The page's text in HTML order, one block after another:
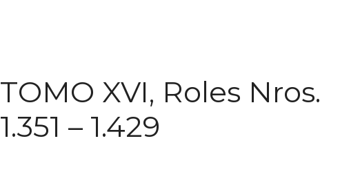
TOMO XVI, Roles Nros.
1.351 – 1.429